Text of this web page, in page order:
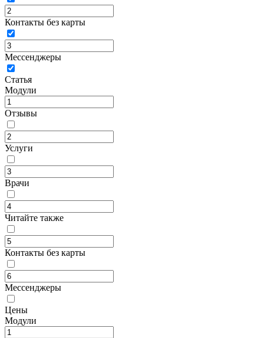
Контакты без карты
Мессенджеры
Статья
Модули
Отзывы
Услуги
Врачи
Читайте также
Контакты без карты
Мессенджеры
Цены
Модули